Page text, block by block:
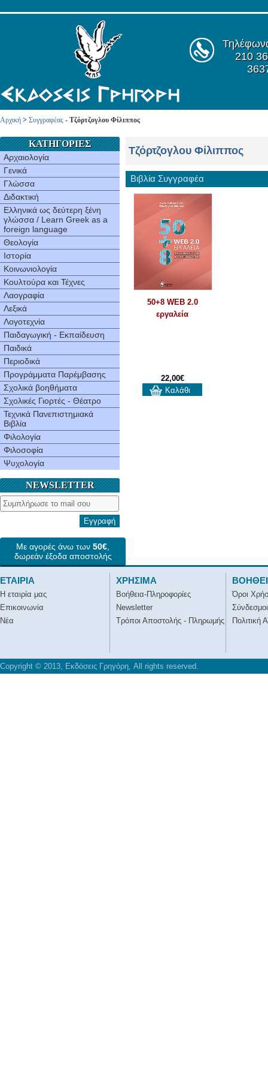
210
Αρχική > Συγγραφέας - Τζόρτζογλου Φίλιππος
ΚΑΤΗΓΟΡΙΕΣ
Αρχαιολογία
Γενικά
Γλώσσα
Διδακτική
Ελληνικά ως δεύτερη ξένη
γλώσσα / Learn Greek as a
foreign language
Θεολογία
Ιστορία
Κοινωνιολογία
Κουλτούρα και Τέχνες
Λαογραφία
Λεξικά
Λογοτεχνία
Παιδαγωγική - Εκπαίδευση
Παιδικά
Περιοδικά
Προγράμματα Παρέμβασης
Σχολικά βοηθήματα
Σχολικές Γιορτές - Θέατρο
Τεχνικά Πανεπιστημιακά
Βιβλία
Φιλολογία
Φιλοσοφία
Ψυχολογία
NEWSLETTER
Εγγραφή
Με αγορές άνω των 50€
δωρεάν έξοδα αποστολής
Τζόρτζογλου Φίλιππος
Βιβλία Συγγραφέα
50+8 WEB 2.0
εργαλεία
22,00€
Καλάθι
ΕΤΑΙΡΙΑ
Η εταιρία μας
Επικοινωνία
Νέα
ΧΡΗΣΙΜΑ
Βοήθεια-Πληροφορίες
Newsletter
Τρόποι Αποστολής - Πληρωμής
Όροι
Σύνδεσμοι
Πολιτική
Copyright © 2013, Εκδόσεις Γρηγόρη, All rights reserved.